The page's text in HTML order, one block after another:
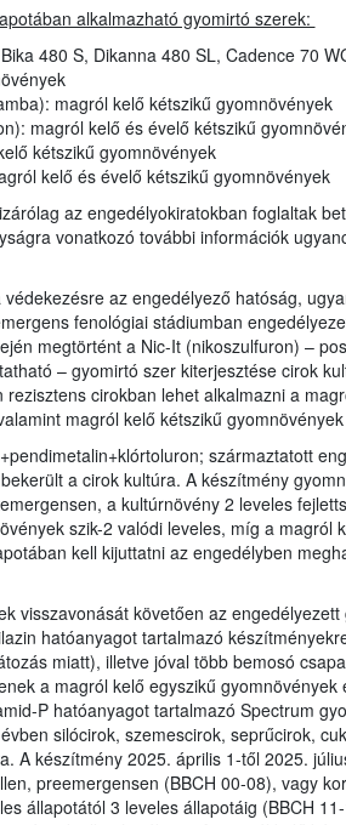
alkalmazható gyomirtó szerek:
480 S, Dikanna 480 SL, Cadence 70
magról kelő kétszikű gyomnövények
magról kelő és évelő kétszikű
kétszikű gyomnövények
kelő és évelő kétszikű gyomnövények
az engedélyokiratokban foglaltak
vonatkozó további információk
az engedélyező hatóság,
fenológiai stádiumban
megtörtént a Nic-It (nikoszulfuron) –
– gyomirtó szer kiterjesztése cirok
cirokban lehet alkalmazni a
magról kelő kétszikű
származtatott
a cirok kultúra. A készítmény
a kultúrnövény 2 leveles
szik-2 valódi leveles, míg a magról
kell kijuttatni az engedélyben
visszavonását követően az
hatóanyagot tartalmazó
miatt), illetve jóval több bemosó
a magról kelő egyszikű gyomnövények
P hatóanyagot tartalmazó Spectrum
silócirok, szemescirok, seprűcirok,
A készítmény 2025. április 1-től 2025.
preemergensen (BBCH 00-08), vagy
állapotától 3 leveles állapotáig (BBCH